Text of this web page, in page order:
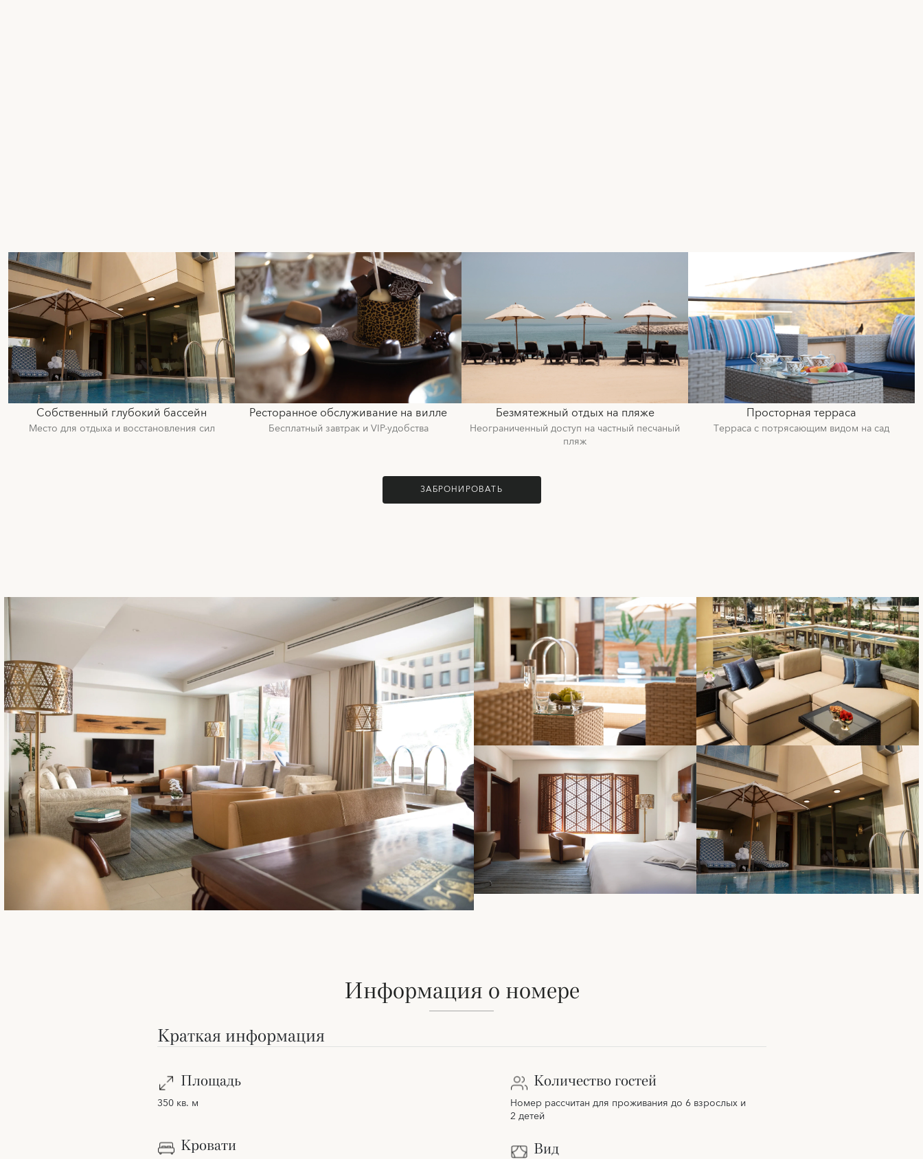
Собственный глубокий бассейн
Место для отдыха и восстановления сил
Ресторанное обслуживание на вилле
Бесплатный завтрак и VIP-удобства
Безмятежный отдых на пляже
Неограниченный доступ на частный песчаный
пляж
Просторная терраса
Терраса с потрясающим видом на сад
ЗАБРОНИРОВАТЬ
Информация о номере
Краткая информация
Площадь
350 кв. м
Кровати
Количество гостей
Номер рассчитан для проживания до 6 взрослых и
2 детей
Вид